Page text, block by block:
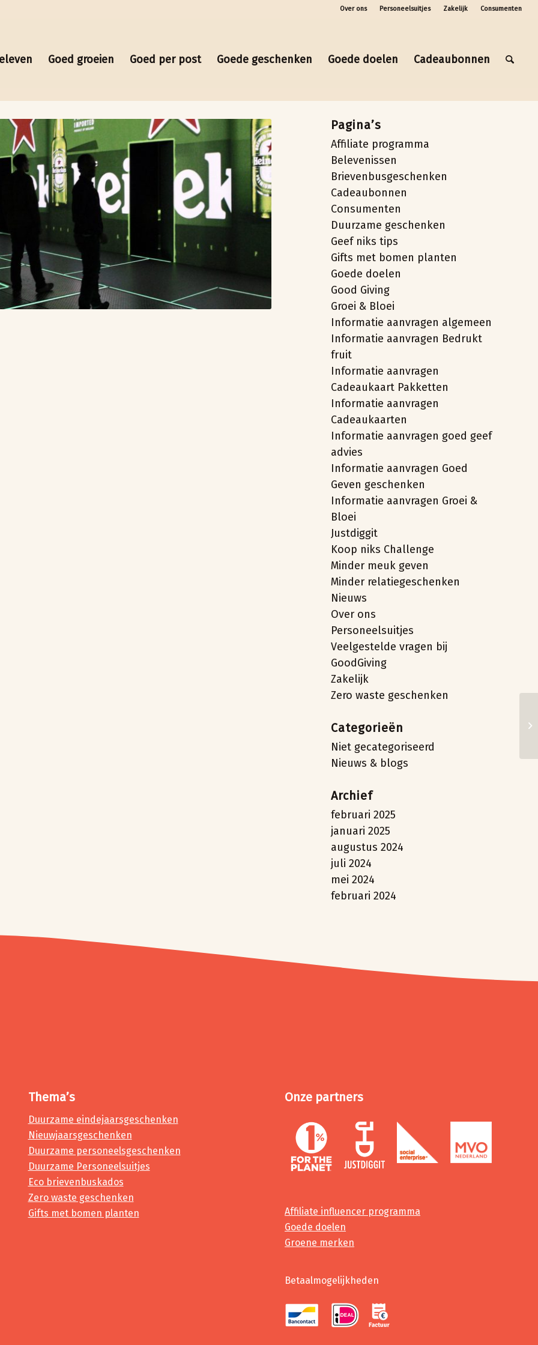
Over ons Personeelsuitjes Zakelijk Consumenten
Goed groeien Goed per post Goede geschenken Goede doelen Cadeaubonnen
Pagina’s
Affiliate programma
Belevenissen
Brievenbusgeschenken
Cadeaubonnen
Consumenten
Duurzame geschenken
Geef niks tips
Gifts met bomen planten
Goede doelen
Good Giving
Groei & Bloei
Informatie aanvragen algemeen
Informatie aanvragen Bedrukt
fruit
Informatie aanvragen
Cadeaukaart Pakketten
Informatie aanvragen
Cadeaukaarten
Informatie aanvragen goed geef
advies
Informatie aanvragen Goed
Geven geschenken
Informatie aanvragen Groei &
Bloei
Justdiggit
Koop niks Challenge
Minder meuk geven
Minder relatiegeschenken
Nieuws
Over ons
Personeelsuitjes
Veelgestelde vragen bij
GoodGiving
Zakelijk
Zero waste geschenken
Categorieën
Niet gecategoriseerd
Nieuws & blogs
Archief
februari 2025
januari 2025
augustus 2024
juli 2024
mei 2024
februari 2024
Thema’s
Duurzame eindejaarsgeschenken
Nieuwjaarsgeschenken
Duurzame personeelsgeschenken
Duurzame Personeelsuitjes
Eco brievenbuskados
Zero waste geschenken
Gifts met bomen planten
Onze partners
Affiliate influencer programma
Goede doelen
Groene merken
Betaalmogelijkheden